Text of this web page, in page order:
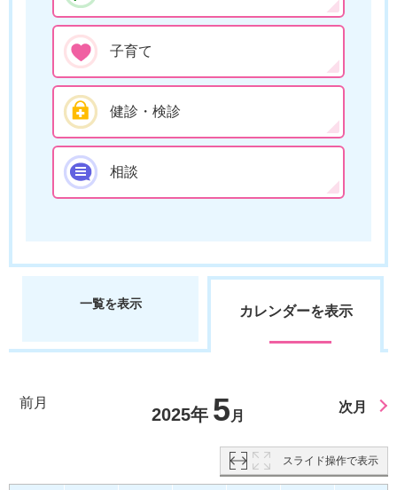
子育て
健診・検診
相談
一覧を表示 カレンダーを表示
前月
2025年 5 月
次月
スライド操作で表示